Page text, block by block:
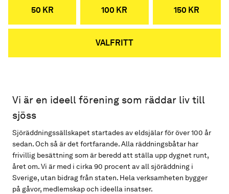
50 KR 100 KR 150 KR
VALFRITT
Vi är en ideell förening som räddar liv till
sjöss
Sjöräddningssällskapet startades av eldsjälar för över 100 år
sedan. Och så är det fortfarande. Alla räddningsbåtar har
frivillig besättning som är beredd att ställa upp dygnet runt,
året om. Vi är med i cirka 90 procent av all sjöräddning i
Sverige, utan bidrag från staten. Hela verksamheten bygger
på gåvor, medlemskap och ideella insatser.